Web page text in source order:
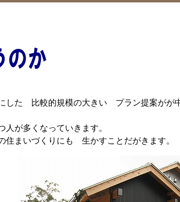
した 比較的規模の大きい プラン提案がが
が多くなっていきます。
まいづくりにも 生かすことだがきます。